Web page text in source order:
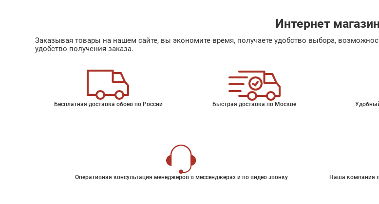
Интернет магазин
Заказывая товары на нашем сайте, вы экономите время, получаете удобство выбора,
удобство получения заказа.
Бесплатная доставка обоев по России Быстрая доставка по Москве
Оперативная консультация менеджеров в мессенджерах и по видео звонку
Наша компания